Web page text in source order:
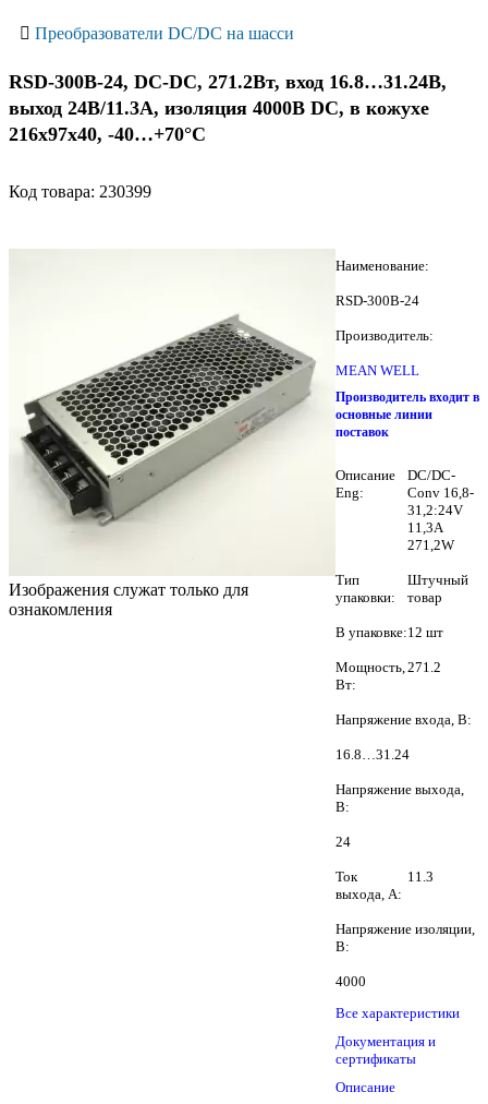
Преобразователи DC/DC на шасси
RSD-300B-24, DC-DC, 271.2Вт, вход 16.8…31.24В,
выход 24В/11.3А, изоляция 4000В DC, в кожухе
216х97х40, -40…+70°С
Код товара: 230399
Изображения служат только для
ознакомления
Наименование:
RSD-300B-24
Производитель:
MEAN WELL
Производитель входит в
основные линии
поставок
Описание
Eng:
DC/DC-
Conv 16,8-
31,2:24V
11,3A
271,2W
Тип
упаковки:
Штучный
товар
В упаковке:12 шт
Мощность,
Вт:
271.2
Напряжение входа, В:
16.8…31.24
Напряжение выхода,
В:
24
Ток
выхода, А:
11.3
Напряжение изоляции,
В:
4000
Все характеристики
Документация и
сертификаты
Описание